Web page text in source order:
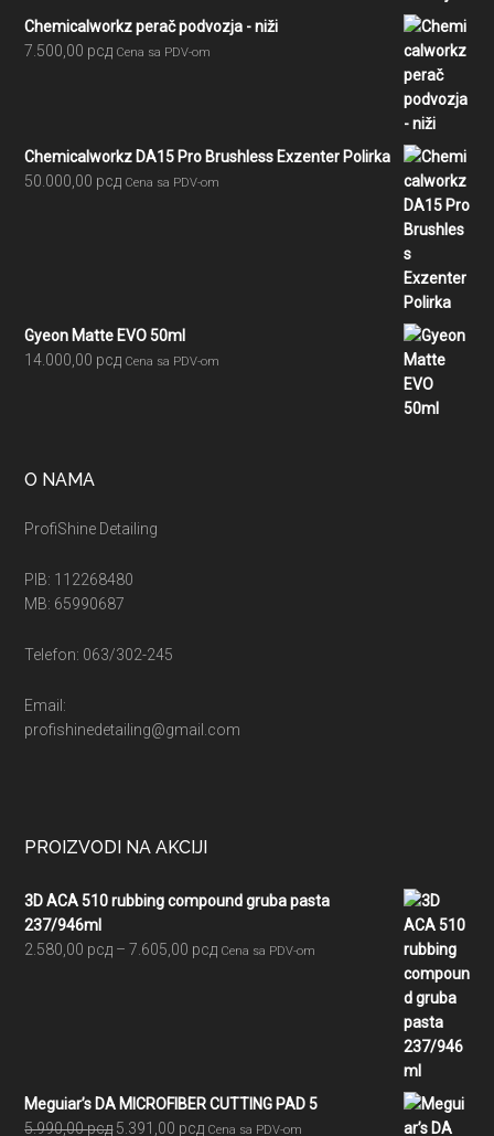
Chemicalworkz perač podvozja - niži
7.500,00 рсд Cena sa PDV-om
Chemicalworkz DA15 Pro Brushless Exzenter Polirka
50.000,00 рсд Cena sa PDV-om
Gyeon Matte EVO 50ml
14.000,00 рсд Cena sa PDV-om
O NAMA
ProfiShine Detailing
PIB: 112268480
MB: 65990687
Telefon: 063/302-245
Email:
profishinedetailing@gmail.com
PROIZVODI NA AKCIJI
3D ACA 510 rubbing compound gruba pasta
237/946ml
2.580,00 рсд – 7.605,00 рсдRaspon
Cena sa PDV-om
Meguiar’s DA MICROFIBER CUTTING PAD 5
5.990,00рсд Originalna
5.391,00 рсдTrenutna
Cena sa PDV-om